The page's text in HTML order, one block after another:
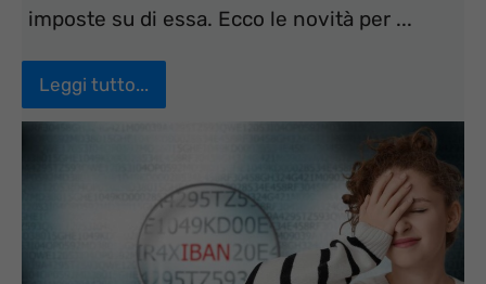
imposte su di essa. Ecco le novità per ...
Leggi tutto...